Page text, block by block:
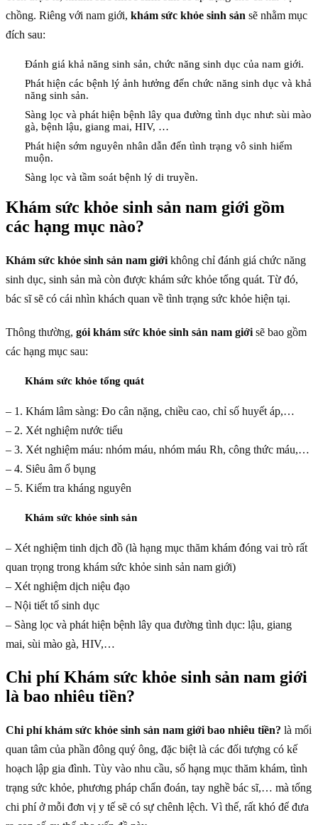
chồng. Riêng với nam giới, khám sức khỏe sinh sản sẽ nhằm mục
đích sau:
Đánh giá khả năng sinh sản, chức năng sinh dục của nam giới.
Phát hiện các bệnh lý ảnh hưởng đến chức năng sinh dục và khả
năng sinh sản.
Sàng lọc và phát hiện bệnh lây qua đường tình dục như: sùi mào
gà, bệnh lậu, giang mai, HIV, …
Phát hiện sớm nguyên nhân dẫn đến tình trạng vô sinh hiếm
muộn.
Sàng lọc và tầm soát bệnh lý di truyền.
Khám sức khỏe sinh sản nam giới gồm
các hạng mục nào?
Khám sức khỏe sinh sản nam giới không chỉ đánh giá chức năng
sinh dục, sinh sản mà còn được khám sức khỏe tổng quát. Từ đó,
bác sĩ sẽ có cái nhìn khách quan về tình trạng sức khỏe hiện tại.
Thông thường, gói khám sức khỏe sinh sản nam giới sẽ bao gồm
các hạng mục sau:
Khám sức khỏe tổng quát
– 1. Khám lâm sàng: Đo cân nặng, chiều cao, chỉ số huyết áp,…
– 2. Xét nghiệm nước tiểu
– 3. Xét nghiệm máu: nhóm máu, nhóm máu Rh, công thức máu,…
– 4. Siêu âm ổ bụng
– 5. Kiểm tra kháng nguyên
Khám sức khỏe sinh sản
– Xét nghiệm tinh dịch đồ (là hạng mục thăm khám đóng vai trò rất
quan trọng trong khám sức khỏe sinh sản nam giới)
– Xét nghiệm dịch niệu đạo
– Nội tiết tố sinh dục
– Sàng lọc và phát hiện bệnh lây qua đường tình dục: lậu, giang
mai, sùi mào gà, HIV,…
Chi phí Khám sức khỏe sinh sản nam giới
là bao nhiêu tiền?
Chi phí khám sức khỏe sinh sản nam giới bao nhiêu tiền? là mối
quan tâm của phần đông quý ông, đặc biệt là các đối tượng có kế
hoạch lập gia đình. Tùy vào nhu cầu, số hạng mục thăm khám, tình
trạng sức khỏe, phương pháp chẩn đoán, tay nghề bác sĩ,… mà tổng
chi phí ở mỗi đơn vị y tế sẽ có sự chênh lệch. Vì thế, rất khó để đưa